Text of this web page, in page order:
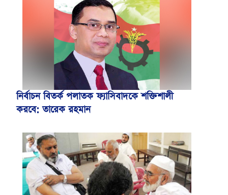
নির্বাচন বিতর্ক পলাতক ফ্যাসিবাদকে শক্তিশালী
করবে: তারেক রহমান